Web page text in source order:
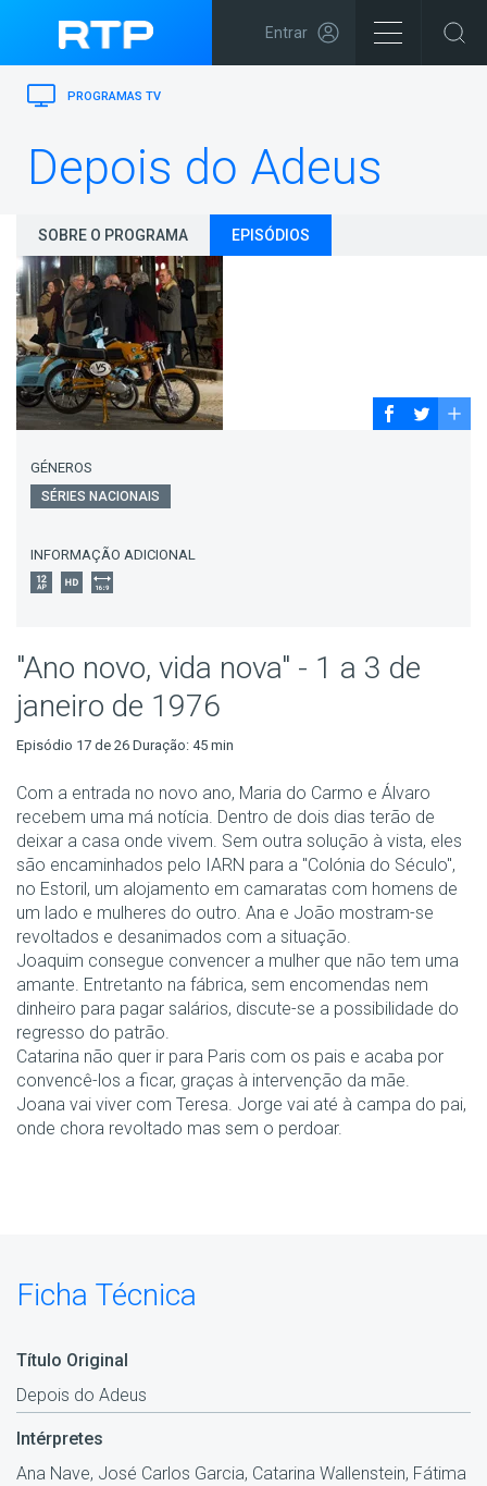
Entrar
PROGRAMAS TV
Depois do Adeus
SOBRE O PROGRAMA EPISÓDIOS
GÉNEROS
SÉRIES NACIONAIS
INFORMAÇÃO ADICIONAL
"Ano novo, vida nova" - 1 a 3 de
janeiro de 1976
Episódio 17 de 26 Duração: 45 min
Com a entrada no novo ano, Maria do Carmo e Álvaro
recebem uma má notícia. Dentro de dois dias terão de
deixar a casa onde vivem. Sem outra solução à vista, eles
são encaminhados pelo IARN para a "Colónia do Século",
no Estoril, um alojamento em camaratas com homens de
um lado e mulheres do outro. Ana e João mostram-se
revoltados e desanimados com a situação.
Joaquim consegue convencer a mulher que não tem uma
amante. Entretanto na fábrica, sem encomendas nem
dinheiro para pagar salários, discute-se a possibilidade do
regresso do patrão.
Catarina não quer ir para Paris com os pais e acaba por
convencê-los a ficar, graças à intervenção da mãe.
Joana vai viver com Teresa. Jorge vai até à campa do pai,
onde chora revoltado mas sem o perdoar.
Ficha Técnica
Título Original
Depois do Adeus
Intérpretes
Ana Nave, José Carlos Garcia, Catarina Wallenstein, Fátima